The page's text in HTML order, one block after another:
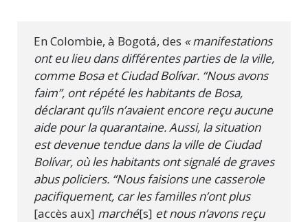
En Colombie, à Bogotá, des « manifestations
ont eu lieu dans différentes parties de la ville,
comme Bosa et Ciudad Bolívar. “Nous avons
faim”, ont répété les habitants de Bosa,
déclarant qu’ils n’avaient encore reçu aucune
aide pour la quarantaine. Aussi, la situation
est devenue tendue dans la ville de Ciudad
Bolívar, où les habitants ont signalé de graves
abus policiers. “Nous faisions une casserole
pacifiquement, car les familles n’ont plus
[accès aux] marché[s] et nous n’avons reçu